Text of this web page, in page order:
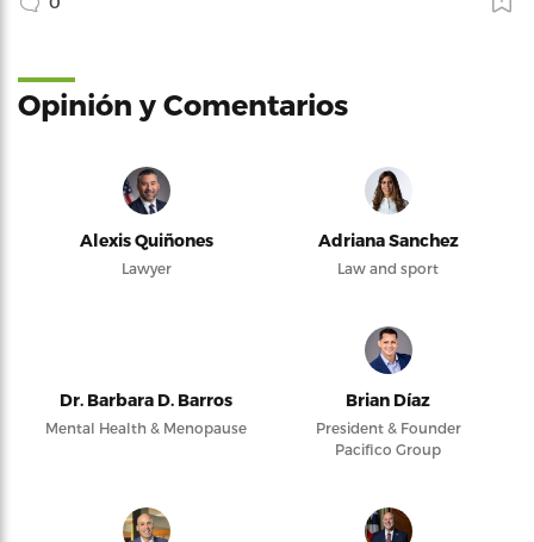
Opinión y Comentarios
Alexis Quiñones
Lawyer
Adriana Sanchez
Law and sport
Dr. Barbara D. Barros
Mental Health & Menopause
Brian Díaz
President & Founder
Pacifico Group